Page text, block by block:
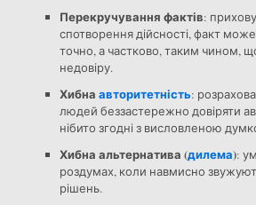
Перекручування фактів:
спотворення дійсності, факт
точно, а частково, таким чином,
недовіру.
Хибна авторитетність:
людей беззастережно довіряти
нібито згодні з висловленою
Хибна альтернатива (дилема):
роздумах, коли навмисно
рішень.